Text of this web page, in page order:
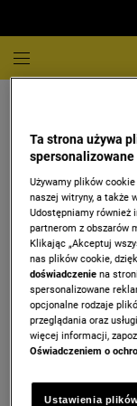
Niestety nie
Ta strona używa
Używamy plików
naszej witryny, a także
Udostępniamy również
partnerom z obszarów
Klikając „Akceptuj
nas plików cookie,
doświadczenie na
spersonalizowane
opcjonalne rodzaje
przeglądania oraz
więcej informacji,
Oświadczeniem o
Ustawienia